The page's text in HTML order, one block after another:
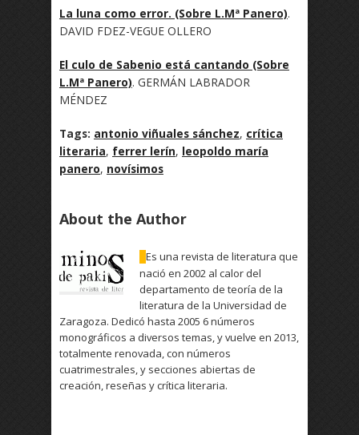
La luna como error. (Sobre L.Mª Panero).
DAVID FDEZ-VEGUE OLLERO
El culo de Sabenio está cantando (Sobre
L.Mª Panero). GERMÁN LABRADOR
MÉNDEZ
Tags: antonio viñuales sánchez, crítica
literaria, ferrer lerín, leopoldo maría
panero, novísimos
About the Author
Es una revista de literatura que
nació en 2002 al calor del
departamento de teoría de la
literatura de la Universidad de
Zaragoza. Dedicó hasta 2005 6 números
monográficos a diversos temas, y vuelve en 2013,
totalmente renovada, con números
cuatrimestrales, y secciones abiertas de
creación, reseñas y crítica literaria.